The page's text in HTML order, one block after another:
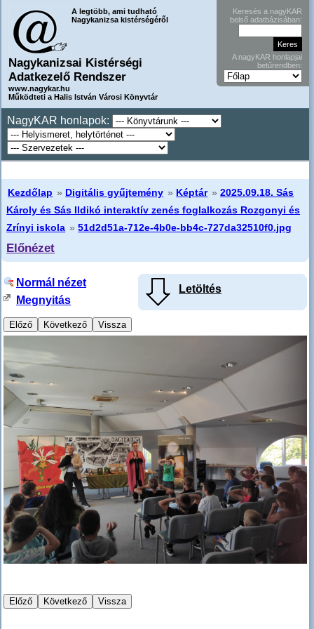
A legtöbb, ami tudható
Nagykanizsa kistérségéről
Nagykanizsai Kistérségi
Adatkezelő Rendszer
www.nagykar.hu
Működteti a Halis István Városi Könyvtár
Keresés a nagyKAR
belső adatbázisában:
A nagyKAR honlapjai
betűrendben:
NagyKAR honlapok:
Kezdőlap » Digitális gyűjtemény » Képtár »2025.09.18. Sás
Károly és Sás Ildikó interaktív zenés foglalkozás Rozgonyi és
Zrínyi iskola »51d2d51a-712e-4b0e-bb4c-727da32510f0.jpg
Előnézet
Letöltés
Normál nézet
Megnyitás